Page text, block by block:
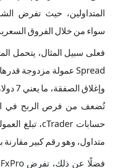
المتداولين، حيث تفرض
سواء من خلال الفروق السعرية
تُضعف من فرص الربح في
متداول، وهو رقم كبير